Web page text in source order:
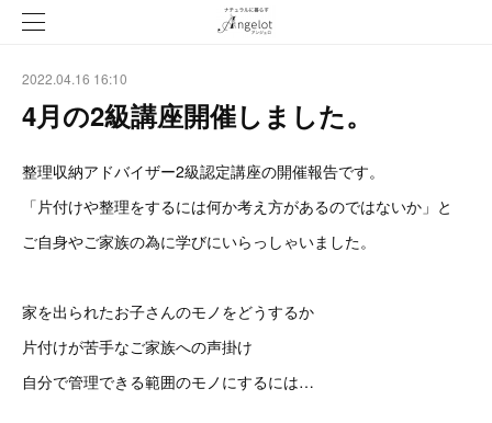
2022.04.16 16:10
4月の2級講座開催しました。
整理収納アドバイザー2級認定講座の開催報告です。
「片付けや整理をするには何か考え方があるのではないか」と
ご自身やご家族の為に学びにいらっしゃいました。
家を出られたお子さんのモノをどうするか
片付けが苦手なご家族への声掛け
自分で管理できる範囲のモノにするには…